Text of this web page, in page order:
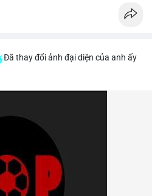
Đã thay đổi ảnh đại diện của anh ấy